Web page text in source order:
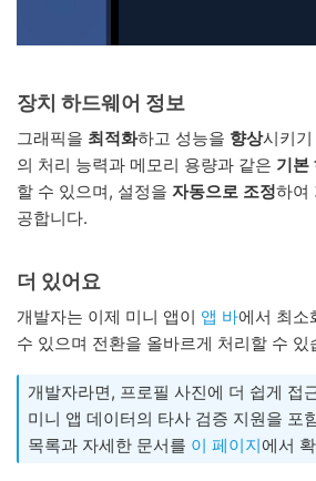
장치 하드웨어 정보
그래픽을 최적화하고 성능을 향상시키
의 처리 능력과 메모리 용량과 같은 기본
할 수 있으며, 설정을 자동으로 조정하여
공합니다.
더 있어요
개발자는 이제 미니 앱이 앱 바에서 최소
수 있으며 전환을 올바르게 처리할 수 있
개발자라면, 프로필 사진에 더 쉽게 접
미니 앱 데이터의 타사 검증 지원을 포
목록과 자세한 문서를 이 페이지에서